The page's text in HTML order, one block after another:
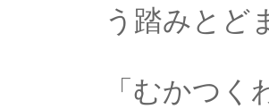
とどま
つくわー！